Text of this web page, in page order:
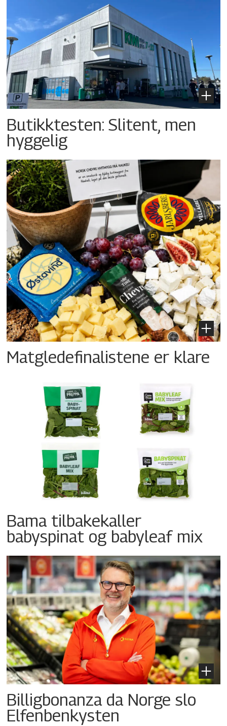
Butikktesten: Slitent, men
hyggelig
Matgledefinalistene er klare
Bama tilbakekaller
babyspinat og babyleaf mix
Billigbonanza da Norge slo
Elfenbenkysten